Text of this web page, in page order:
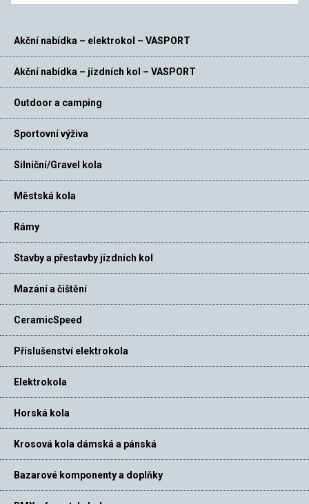
Akční nabídka – elektrokol – VASPORT
Akční nabídka – jízdních kol – VASPORT
Outdoor a camping
Sportovní výživa
Silniční/Gravel kola
Městská kola
Rámy
Stavby a přestavby jízdních kol
Mazání a čištění
CeramicSpeed
Příslušenství elektrokola
Elektrokola
Horská kola
Krosová kola dámská a pánská
Bazarové komponenty a doplňky